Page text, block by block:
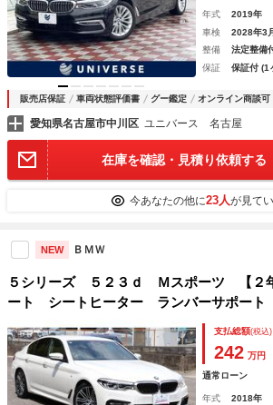
年式 2019年
車検
2028年3月
整備
法定整備
保証
保証付 (1
販売店保証 車両状態評価書 グー鑑定 オンライン商談可
愛知県名古屋市中川区 ユニバース 名古屋
在庫を確認・見積り依頼する
今あなたの他に23人が見て
NEW ＢＭＷ
５シリーズ ５２３ｄ Ｍスポーツ 【２
ート シートヒーター ランバーサポー
ＨＵＤ アダプティブＬＥＤ ＡＣＣ 純
セグＴＶ パワートランク ３６０度カメ
カー
支払総額(税込)
242 万円
通常ローン
年式 2018年